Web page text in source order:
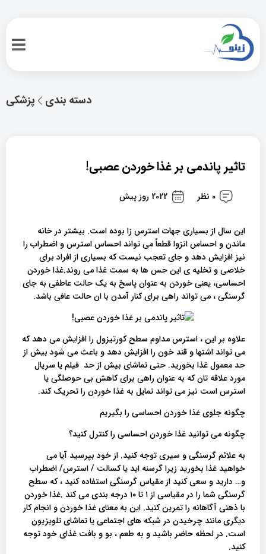
پزشکی دسته بندی
تاثیر پاندمی بر غذا خوردن عصبی!
0 نظر 2022 روز پیش
این سال از بسیاری جهات استرس زا بوده است. بیشتر در خانه
ماندن و احساس انزوا قطعاً می تواند احساس استرس و اضطراب را
نیز افزایش دهد و جای تعجب نیست که بسیاری از افراد برای
خلاصی و تخلیه ی این حس ها به سمت غذا می روند.غذا خوردن
احساسی، یعنی خوردن به عنوان پاسخ به یک حالت عاطفی به جای
گرسنگی ، می تواند راهی برای کنار آمدن با ان حالت عافی باشد.
علاوه بر این ، استرس مداوم سطح کورتیزول را افزایش می دهد که
می تواند اشتها و قند خون را افزایش دهد و باعث می شود بیش از
حد معمول غذا بخورید. حتی تماشای بیش از حد فیلم یا سریال
مورد علاقه تان که به عنوان راهی برای کاهش بی حوصلگی یا
استرس است نیز می تواند تمایل به غذا خوردن را تحریک کند.
چگونه جلوی غذا خوردن احساسی را بگیریم
چگونه می توانید غذا خوردن احساسی را کنترل کنید؟
به علائم گرسنگی و سیری توجه کنید. از خود بپرسید آیا می
خواهید غذا بخورید زیرا گرسنه اید یا کسالت / استرس/ اضطراب
و… دارید و سعی کنید از مقیاس گرسنگی استفاده کنید ، که سطح
گرسنگی شما را در مقیاسی از ۱ تا ۱۰ درجه بندی می کند .غذا خوردن
با ذهنی آگاهانه را تمرین کنید. این به معنای غذا خوردن و انجام کار
دیگری مانند چرخیدن در شبکه های اجتماعی یا تماشای تلویزیون
است. در لحظه حاضر باشید و به طعم ، بو و بافت غذای خود توجه
کنید.